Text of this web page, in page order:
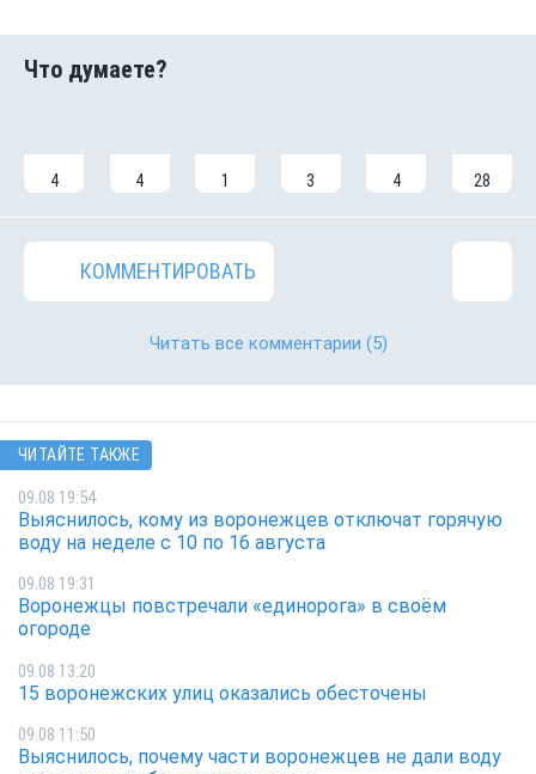
4 4 1 3 4 28
КОММЕНТИРОВАТЬ
Читать все комментарии (5)
ЧИТАЙТЕ ТАКЖЕ
09.08 19:54
Выяснилось, кому из воронежцев отключат горячую
воду на неделе с 10 по 16 августа
09.08 19:31
Воронежцы повстречали «единорога» в своём
огороде
09.08 13:20
15 воронежских улиц оказались обесточены
09.08 11:50
Выяснилось, почему части воронежцев не дали воду